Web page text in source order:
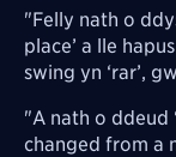
"Felly nath o
place’ a lle
swing yn ‘rar’,
"A nath o ddeud
changed from a